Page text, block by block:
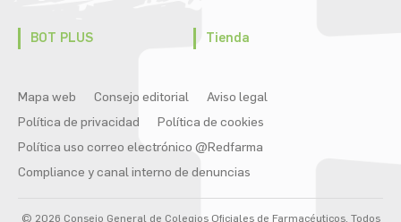
BOT PLUS Tienda
Mapa web Consejo editorial
Aviso legal
Política de privacidad
Política de cookies
Política uso correo electrónico @Redfarma
Compliance y canal interno de denuncias
© 2026 Consejo General de Colegios Oficiales de Farmacéuticos. Todos